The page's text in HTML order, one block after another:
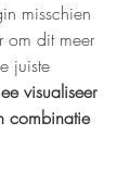
misschien
om dit meer
juiste
visualiseer
combinatie